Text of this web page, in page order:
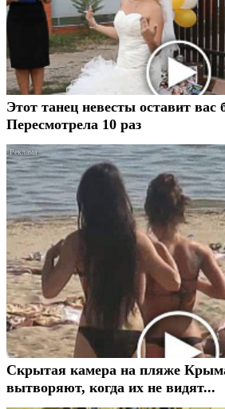
Этот танец невесты оставит вас
Пересмотрела 10 раз
Скрытая камера на пляже
вытворяют, когда их не видят...